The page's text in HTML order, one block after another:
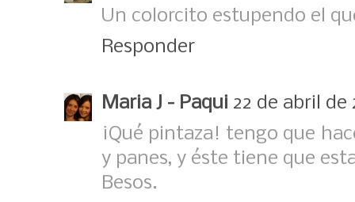
Un colorcito estupendo el
Responder
Maria J - Paqui 22 de abril de
¡Qué pintaza! tengo que
y panes, y éste tiene que
Besos.